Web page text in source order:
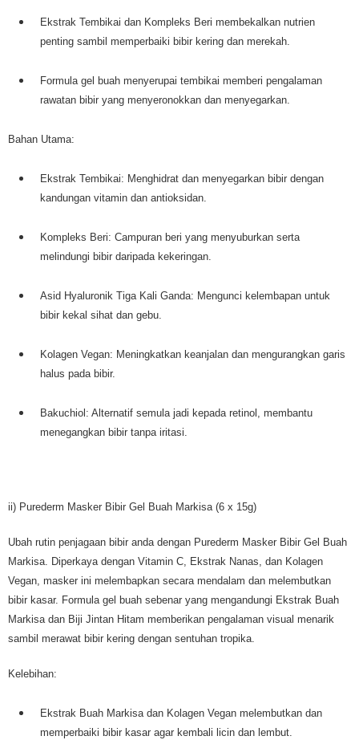
Ekstrak Tembikai dan Kompleks Beri membekalkan nutrien
penting sambil memperbaiki bibir kering dan merekah.
Formula gel buah menyerupai tembikai memberi pengalaman
rawatan bibir yang menyeronokkan dan menyegarkan.
Bahan Utama:
Ekstrak Tembikai: Menghidrat dan menyegarkan bibir dengan
kandungan vitamin dan antioksidan.
Kompleks Beri: Campuran beri yang menyuburkan serta
melindungi bibir daripada kekeringan.
Asid Hyaluronik Tiga Kali Ganda: Mengunci kelembapan untuk
bibir kekal sihat dan gebu.
Kolagen Vegan: Meningkatkan keanjalan dan mengurangkan garis
halus pada bibir.
Bakuchiol: Alternatif semula jadi kepada retinol, membantu
menegangkan bibir tanpa iritasi.
ii) Purederm Masker Bibir Gel Buah Markisa (6 x 15g)
Ubah rutin penjagaan bibir anda dengan Purederm Masker Bibir Gel Buah
Markisa. Diperkaya dengan Vitamin C, Ekstrak Nanas, dan Kolagen
Vegan, masker ini melembapkan secara mendalam dan melembutkan
bibir kasar. Formula gel buah sebenar yang mengandungi Ekstrak Buah
Markisa dan Biji Jintan Hitam memberikan pengalaman visual menarik
sambil merawat bibir kering dengan sentuhan tropika.
Kelebihan:
Ekstrak Buah Markisa dan Kolagen Vegan melembutkan dan
memperbaiki bibir kasar agar kembali licin dan lembut.